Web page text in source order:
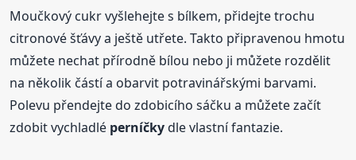
Moučkový cukr vyšlehejte s bílkem, přidejte trochu
citronové šťávy a ještě utřete. Takto připravenou hmotu
můžete nechat přírodně bílou nebo ji můžete rozdělit
na několik částí a obarvit potravinářskými barvami.
Polevu přendejte do zdobicího sáčku a můžete začít
zdobit vychladlé perníčkydle vlastní fantazie.